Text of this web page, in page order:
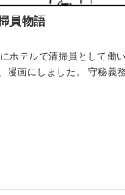
員物語
ホテルで清掃員として働
漫画にしました。 守秘義